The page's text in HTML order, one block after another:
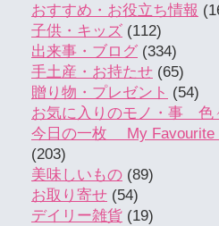
おすすめ・お役立ち情報
子供・キッズ (112)
出来事・ブログ (334)
手土産・お持たせ (65)
贈り物・プレゼント (54)
お気に入りのモノ・事 色
今日の一枚 My Favourite
(203)
美味しいもの (89)
お取り寄せ (54)
デイリー雑貨 (19)